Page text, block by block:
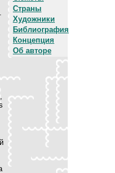
Страны
Художники
Библиография
Концепция
Об авторе